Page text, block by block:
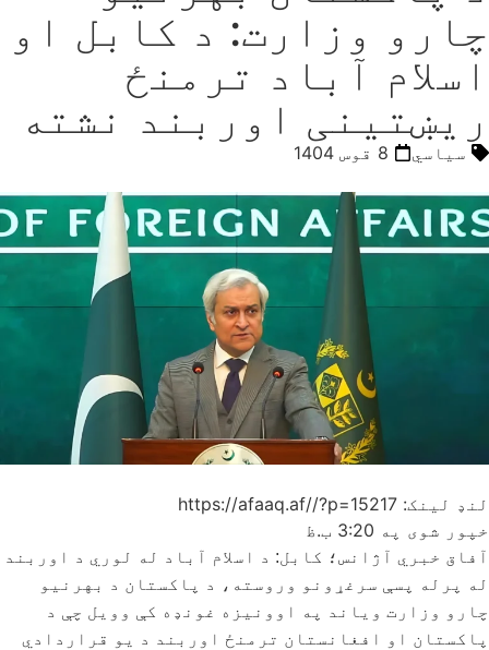
چارو وزارت: د کابل او
اسلام آباد ترمنځ
ریښتینی اوربند نشته
سیاسي 8 قوس 1404
لنډ لینک: https://afaaq.af//?p=15217
خپور شوی په 3:20 ب.ظ
آفاق خبري آژانس؛ کابل: د اسلام آباد له لوري د اوربند
له پرله پسې سرغړونو وروسته، د پاکستان د بهرنیو
چارو وزارت ویاند په اوونیزه غونډه کې وویل چې د
پاکستان او افغانستان ترمنځ اوربند د یو قراردادي